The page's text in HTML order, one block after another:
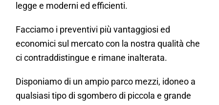
legge e moderni ed efficienti.
Facciamo i preventivi più vantaggiosi ed
economici sul mercato con la nostra qualità che
ci contraddistingue e rimane inalterata.
Disponiamo di un ampio parco mezzi, idoneo a
qualsiasi tipo di sgombero di piccola e grande